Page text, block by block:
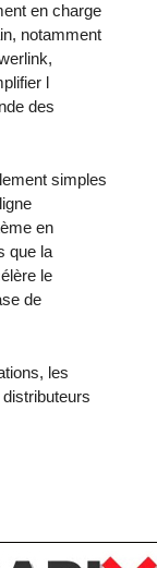
en charge
notamment
l
des
simples
en
que la
le
de
les